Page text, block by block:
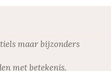
maar bijzonders
met betekenis.